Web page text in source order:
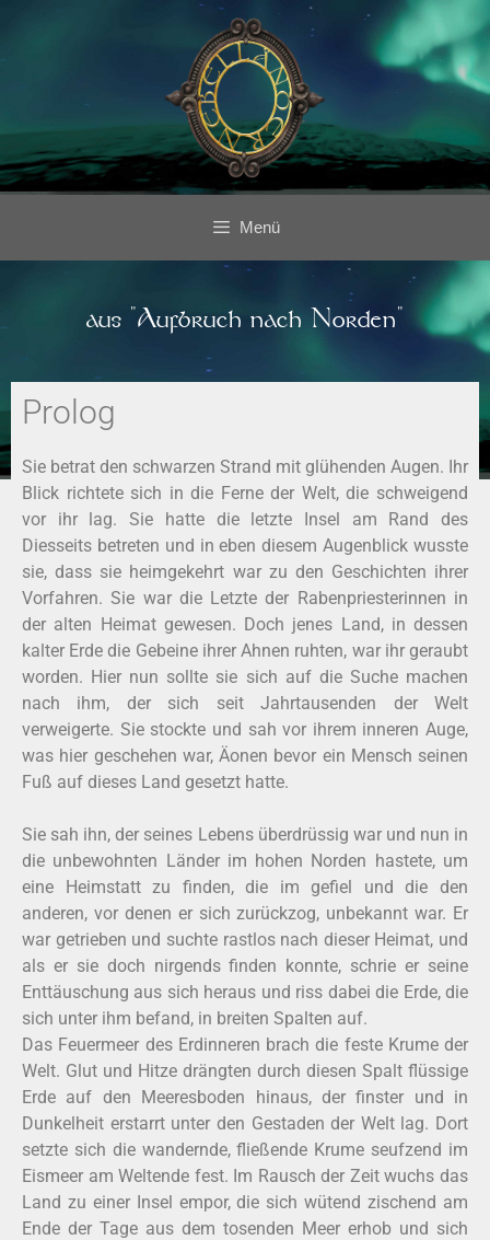
Menü
aus "Aufbruch nach Norden"
Prolog
Sie betrat den schwarzen Strand mit glühenden Augen. Ihr
Blick richtete sich in die Ferne der Welt, die schweigend
vor ihr lag. Sie hatte die letzte Insel am Rand des
Diesseits betreten und in eben diesem Augenblick wusste
sie, dass sie heimgekehrt war zu den Geschichten ihrer
Vorfahren. Sie war die Letzte der Rabenpriesterinnen in
der alten Heimat gewesen. Doch jenes Land, in dessen
kalter Erde die Gebeine ihrer Ahnen ruhten, war ihr geraubt
worden. Hier nun sollte sie sich auf die Suche machen
nach ihm, der sich seit Jahrtausenden der Welt
verweigerte. Sie stockte und sah vor ihrem inneren Auge,
was hier geschehen war, Äonen bevor ein Mensch seinen
Fuß auf dieses Land gesetzt hatte.
Sie sah ihn, der seines Lebens überdrüssig war und nun in
die unbewohnten Länder im hohen Norden hastete, um
eine Heimstatt zu finden, die im gefiel und die den
anderen, vor denen er sich zurückzog, unbekannt war. Er
war getrieben und suchte rastlos nach dieser Heimat, und
als er sie doch nirgends finden konnte, schrie er seine
Enttäuschung aus sich heraus und riss dabei die Erde, die
sich unter ihm befand, in breiten Spalten auf.
Das Feuermeer des Erdinneren brach die feste Krume der
Welt. Glut und Hitze drängten durch diesen Spalt flüssige
Erde auf den Meeresboden hinaus, der finster und in
Dunkelheit erstarrt unter den Gestaden der Welt lag. Dort
setzte sich die wandernde, fließende Krume seufzend im
Eismeer am Weltende fest. Im Rausch der Zeit wuchs das
Land zu einer Insel empor, die sich wütend zischend am
Ende der Tage aus dem tosenden Meer erhob und sich